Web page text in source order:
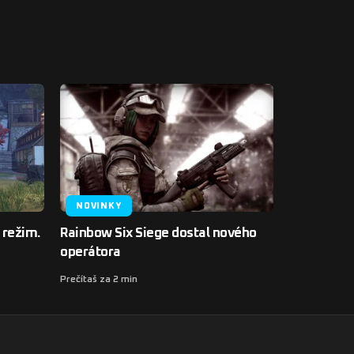
režim.
NOVINKY
Rainbow Six Siege dostal nového
operátora
Prečítaš za 2 min